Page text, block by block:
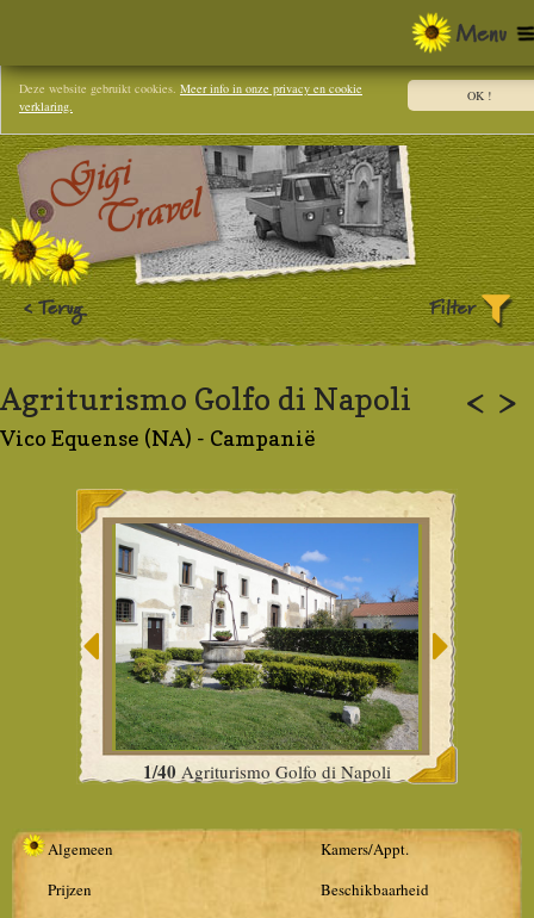
OK !
Deze website gebruikt cookies. Meer info in onze privacy en cookie
verklaring.
< >
Agriturismo Golfo di Napoli
Vico Equense (NA) - Campanië
1/40 Agriturismo Golfo di Napoli
Algemeen
Kamers/Appt.
Prijzen
Beschikbaarheid